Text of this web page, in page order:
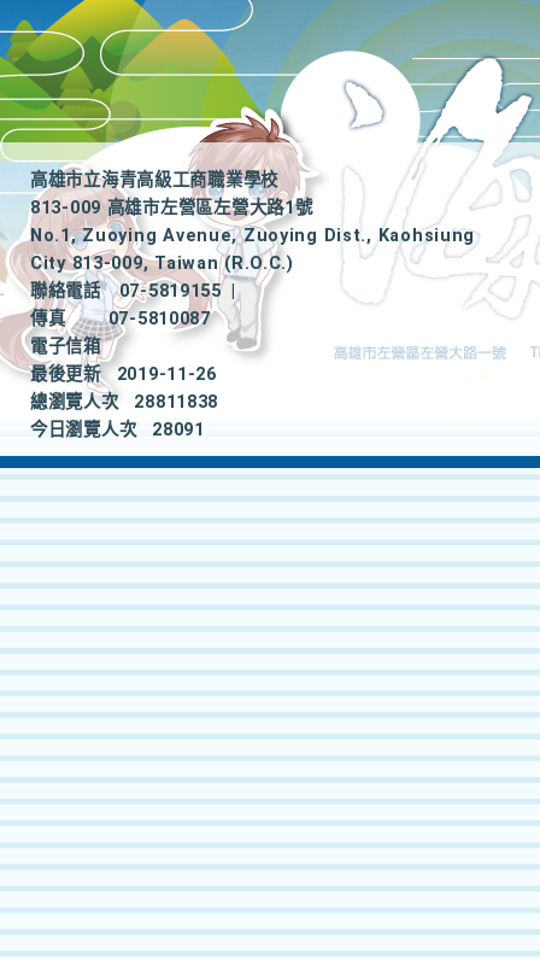
高雄市立海青高級工商職業學校
813-009 高雄市左營區左營大路1號
No.1, Zuoying Avenue, Zuoying Dist., Kaohsiung
City 813-009, Taiwan (R.O.C.)
聯絡電話
07-5819155
|
傳真
07-5810087
電子信箱
最後更新
2019-11-26
總瀏覽人次
28811838
今日瀏覽人次
28091